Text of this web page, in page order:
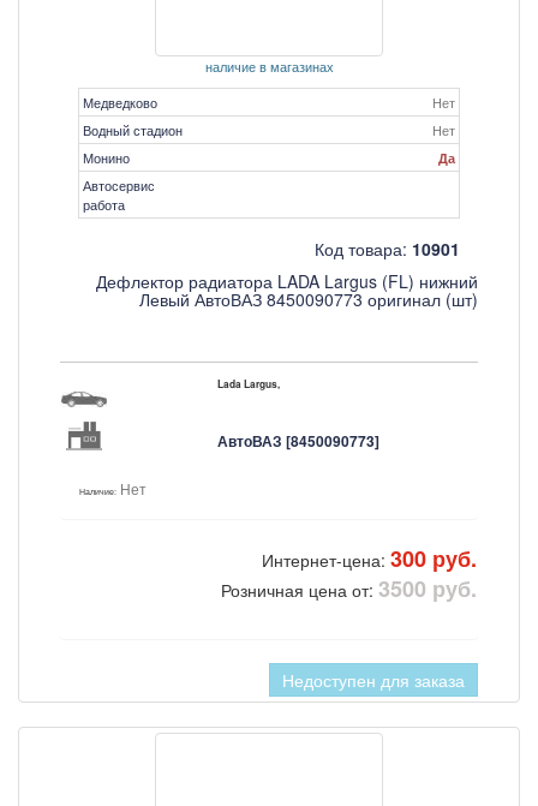
наличие в магазинах
Медведково
Нет
Водный стадион
Нет
Монино
Да
Автосервис
работа
Код товара: 10901
Дефлектор радиатора LADA Largus (FL) нижний
Левый АвтоВАЗ 8450090773 оригинал (шт)
Lada Largus,
АвтоВАЗ [8450090773]
Наличие: Нет
Интернет-цена: 300 руб.
Розничная цена от: 3500 руб.
Недоступен для заказа